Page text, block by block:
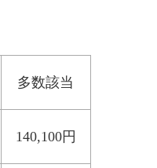
多数該当
140,100円